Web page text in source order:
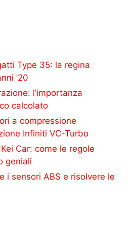
Type 35: la regina
’20
l’importanza
calcolato
a compressione
Infiniti VC-Turbo
Car: come le regole
geniali
i sensori ABS e risolvere le